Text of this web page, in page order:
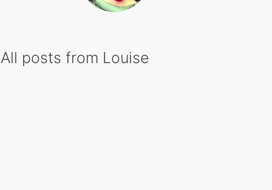
All posts from Louise